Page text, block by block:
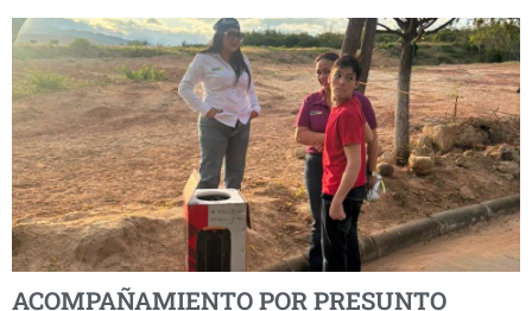
ACOMPAÑAMIENTO POR PRESUNTO